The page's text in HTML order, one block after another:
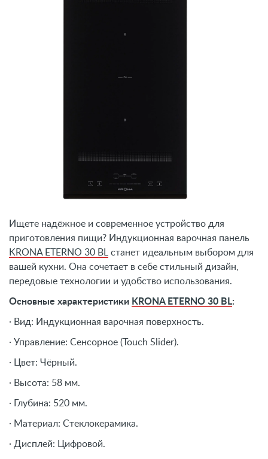
Ищете надёжное и современное устройство для
приготовления пищи? Индукционная варочная панель
KRONA ETERNO 30 BL
станет идеальным выбором для
вашей кухни. Она сочетает в себе стильный дизайн,
передовые технологии и удобство использования.
Основные характеристики KRONA ETERNO 30 BL:
· Вид: Индукционная варочная поверхность.
· Управление: Сенсорное (Touch Slider).
· Цвет: Чёрный.
· Высота: 58 мм.
· Глубина: 520 мм.
· Материал: Стеклокерамика.
· Дисплей: Цифровой.